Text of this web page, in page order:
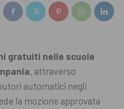
gratuiti nelle scuole
, attraverso
automatici negli
la mozione approvata